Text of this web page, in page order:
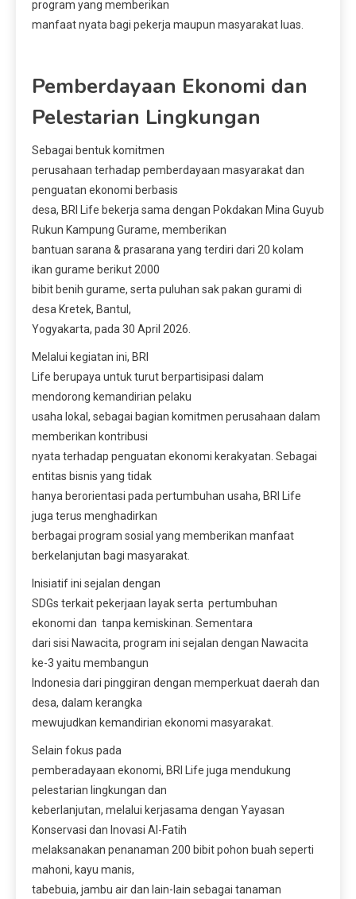
program yang memberikan
manfaat nyata bagi pekerja maupun masyarakat luas.
Pemberdayaan Ekonomi dan
Pelestarian Lingkungan
Sebagai bentuk komitmen
perusahaan terhadap pemberdayaan masyarakat dan
penguatan ekonomi berbasis
desa, BRI Life bekerja sama dengan Pokdakan Mina Guyub
Rukun Kampung Gurame, memberikan
bantuan sarana & prasarana yang terdiri dari 20 kolam
ikan gurame berikut 2000
bibit benih gurame, serta puluhan sak pakan gurami di
desa Kretek, Bantul,
Yogyakarta, pada 30 April 2026.
Melalui kegiatan ini, BRI
Life berupaya untuk turut berpartisipasi dalam
mendorong kemandirian pelaku
usaha lokal, sebagai bagian komitmen perusahaan dalam
memberikan kontribusi
nyata terhadap penguatan ekonomi kerakyatan. Sebagai
entitas bisnis yang tidak
hanya berorientasi pada pertumbuhan usaha, BRI Life
juga terus menghadirkan
berbagai program sosial yang memberikan manfaat
berkelanjutan bagi masyarakat.
Inisiatif ini sejalan dengan
SDGs terkait pekerjaan layak serta pertumbuhan
ekonomi dan tanpa kemiskinan. Sementara
dari sisi Nawacita, program ini sejalan dengan Nawacita
ke-3 yaitu membangun
Indonesia dari pinggiran dengan memperkuat daerah dan
desa, dalam kerangka
mewujudkan kemandirian ekonomi masyarakat.
Selain fokus pada
pemberadayaan ekonomi, BRI Life juga mendukung
pelestarian lingkungan dan
keberlanjutan, melalui kerjasama dengan Yayasan
Konservasi dan Inovasi Al-Fatih
melaksanakan penanaman 200 bibit pohon buah seperti
mahoni, kayu manis,
tabebuia, jambu air dan lain-lain sebagai tanaman